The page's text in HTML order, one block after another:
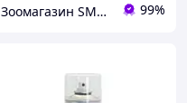
Зоомагазин SMART ZOO 99%